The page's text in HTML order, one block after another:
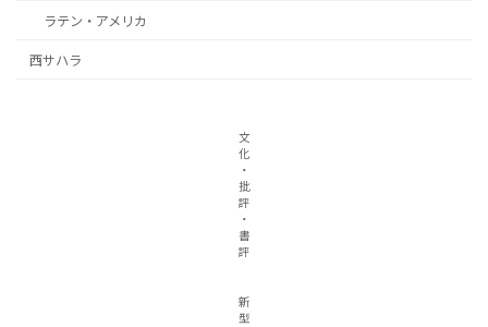
ラテン・アメリカ
西サハラ
文
化
・
批
評
・
書
評
新
型